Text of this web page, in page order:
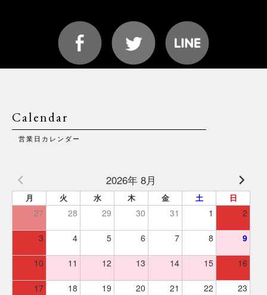
Calendar
営業日カレンダー
2026年 8月
月 火 水 木 金 土 日
27 28 29 30 31 1 2
3 4 5 6 7 8 9
10 11 12 13 14 15 16
17 18 19 20 21 22 23